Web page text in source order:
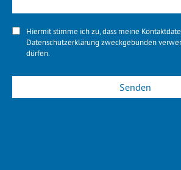
Hiermit stimme ich zu, dass meine
Datenschutzerklärung zweckgebunden
dürfen.